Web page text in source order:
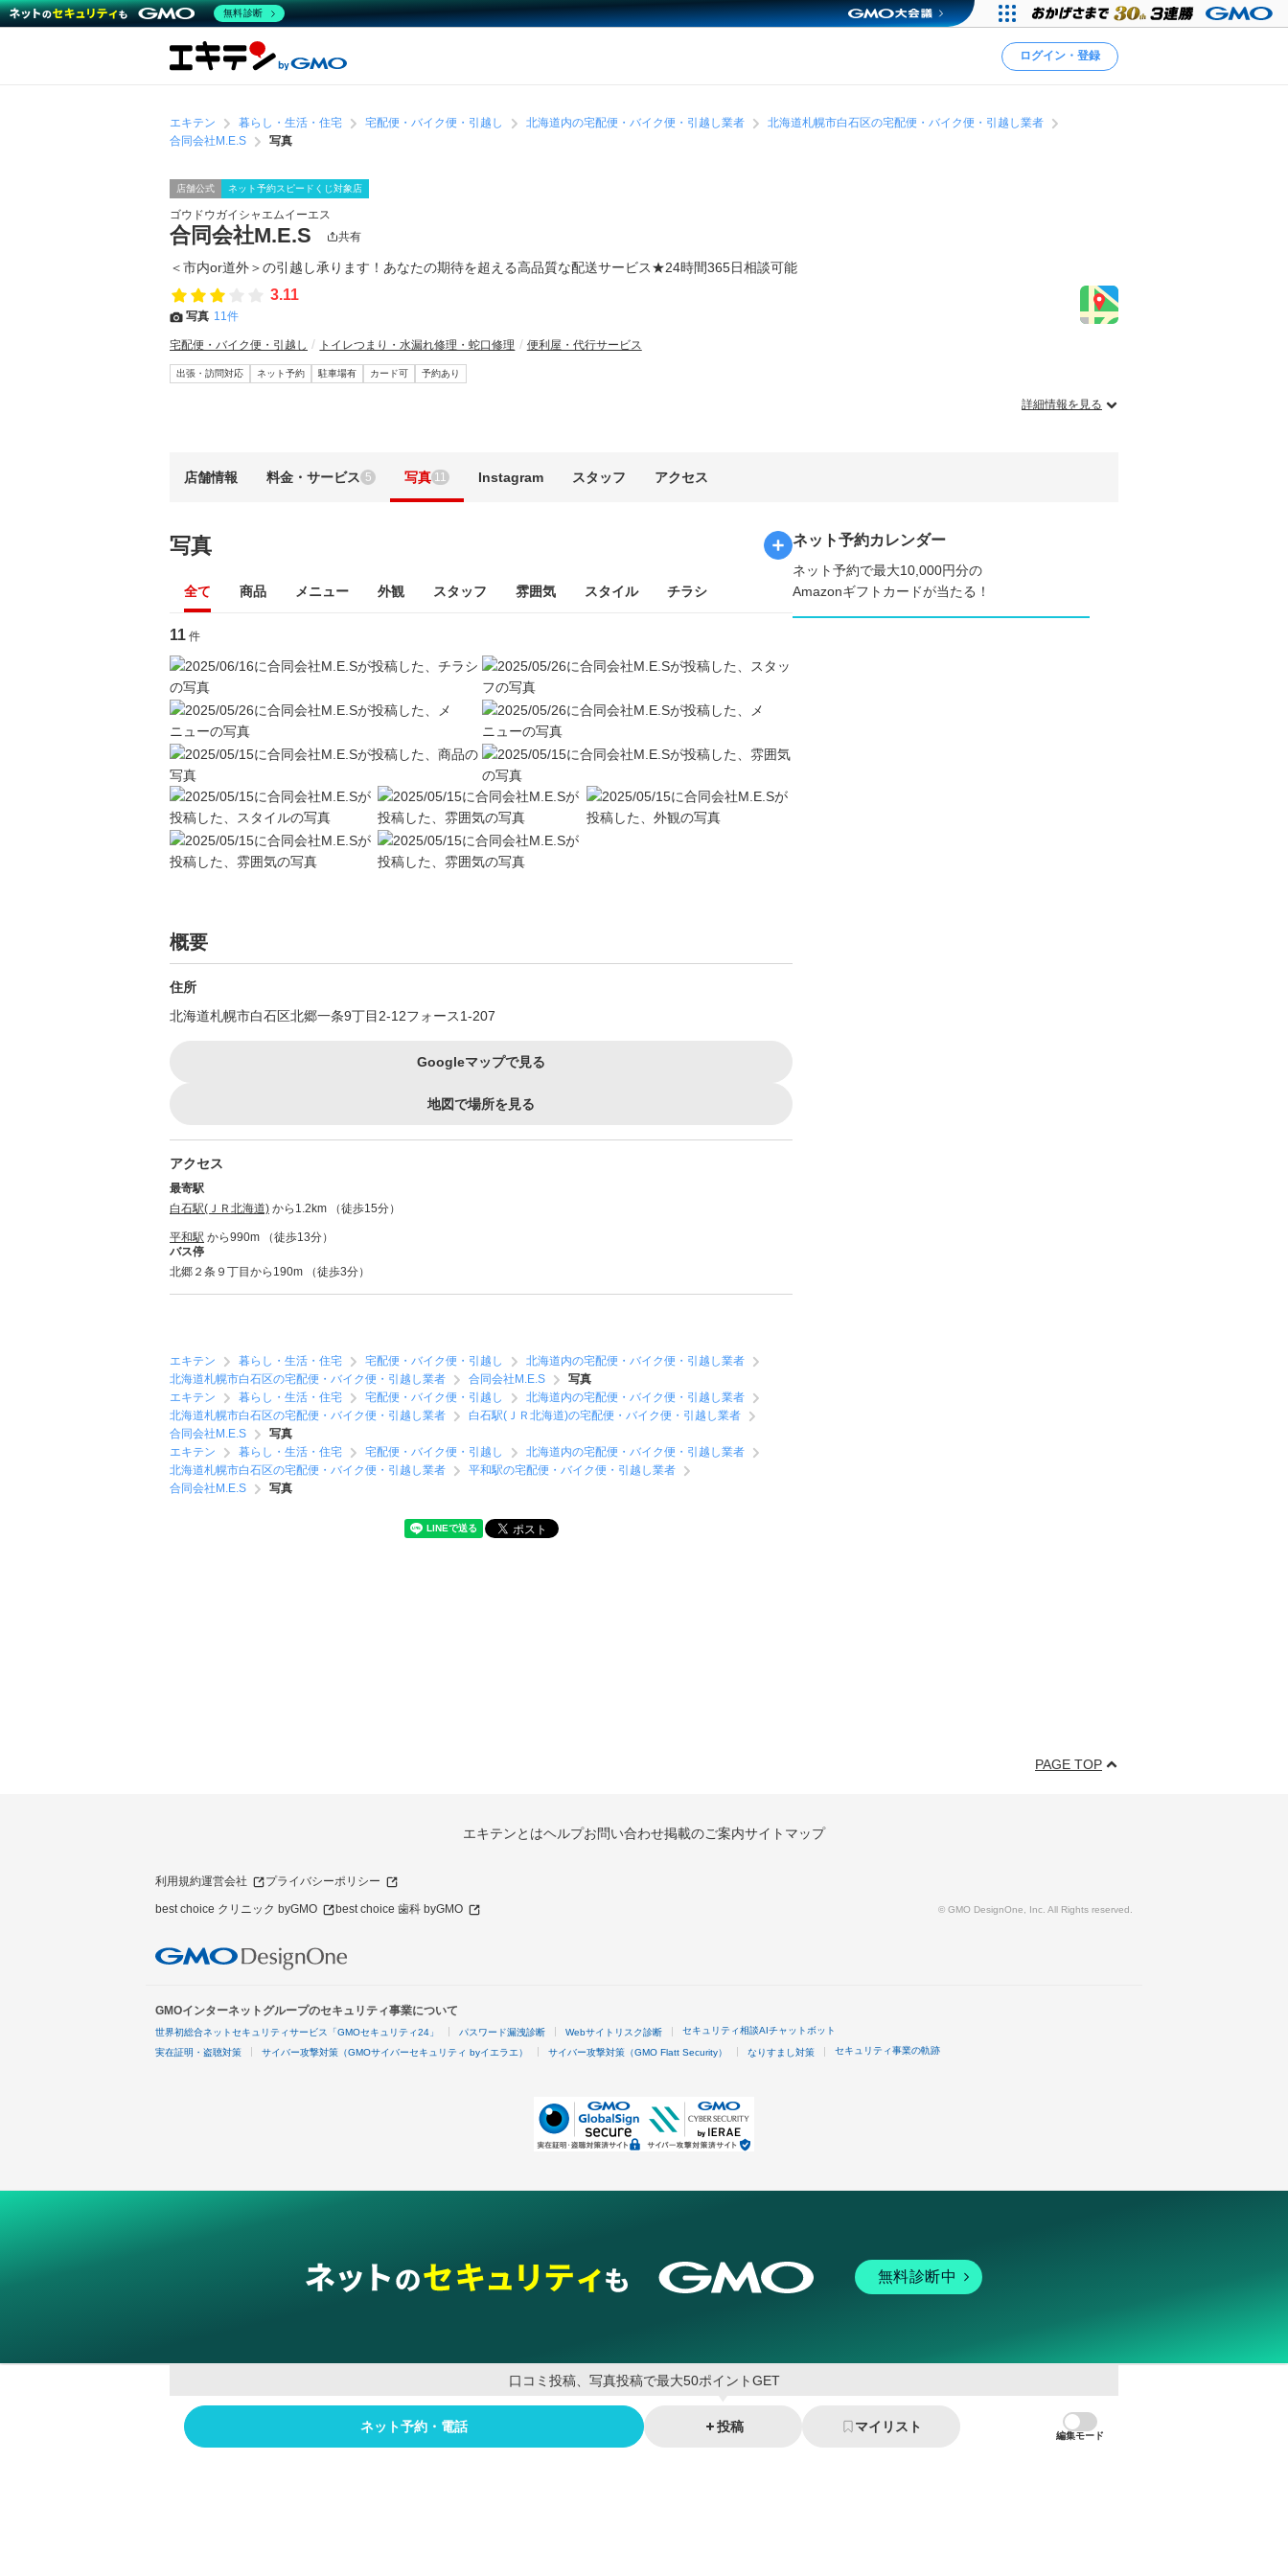
ログイン・登録
エキテン 暮らし・生活・住宅 宅配便・バイク便・引越し 北海道内の宅配便・バイク便・引越し業者
北海道札幌市白石区の宅配便・バイク便・引越し業者
合同会社M.E.S
写真
店舗公式 ネット予約スピードくじ対象店
ゴウドウガイシャエムイーエス
合同会社M.E.S 共有
＜市内or道外＞の引越し承ります！あなたの期待を超える高品質な配送サービス★24時間365日相談可能
3.11
写真 11件
宅配便・バイク便・引越し トイレつまり・水漏れ修理・蛇口修理 便利屋・代行サービス
出張・訪問対応 ネット予約 駐車場有 カード可 予約あり
詳細情報を見る
店舗情報 料金・サービス 5 写真 11 Instagram スタッフ アクセス
写真
全て 商品 メニュー 外観 スタッフ 雰囲気 スタイル チラシ
11 件
概要
住所
北海道札幌市白石区北郷一条9丁目2-12フォース1-207
Googleマップで見る
地図で場所を見る
アクセス
最寄駅
白石駅(ＪＲ北海道) から1.2km （徒歩15分）
平和駅 から990m （徒歩13分）
バス停
北郷２条９丁目から190m （徒歩3分）
エキテン 暮らし・生活・住宅 宅配便・バイク便・引越し
北海道内の宅配便・バイク便・引越し業者
北海道札幌市白石区の宅配便・バイク便・引越し業者
合同会社M.E.S
写真
エキテン
暮らし・生活・住宅 宅配便・バイク便・引越し
北海道内の宅配便・バイク便・引越し業者
北海道札幌市白石区の宅配便・バイク便・引越し業者
白石駅(ＪＲ北海道)の宅配便・バイク便・引越し業者
合同会社M.E.S
写真
エキテン
暮らし・生活・住宅 宅配便・バイク便・引越し
北海道内の宅配便・バイク便・引越し業者
北海道札幌市白石区の宅配便・バイク便・引越し業者
平和駅の宅配便・バイク便・引越し業者
合同会社M.E.S
写真
ネット予約カレンダー
ネット予約で最大10,000円分の
Amazonギフトカードが当たる！
PAGE TOP
エキテンとはヘルプお問い合わせ掲載のご案内サイトマップ
利用規約運営会社 プライバシーポリシー
best choice クリニック byGMO best choice 歯科 byGMO © GMO DesignOne, Inc. All Rights reserved.
GMOインターネットグループのセキュリティ事業について
世界初総合ネットセキュリティサービス「GMOセキュリティ24」 パスワード漏洩診断 Webサイトリスク診断 セキュリティ相談AIチャットボット
実在証明・盗聴対策 サイバー攻撃対策（GMOサイバーセキュリティ byイエラエ） サイバー攻撃対策（GMO Flatt Security） なりすまし対策 セキュリティ事業の軌跡
無料診断中
グループサービス
インターネットサービス マーケティング支援
口コミ投稿、写真投稿で最大50ポイントGET
ネット予約・電話 投稿 マイリスト
編集モード
無料診断